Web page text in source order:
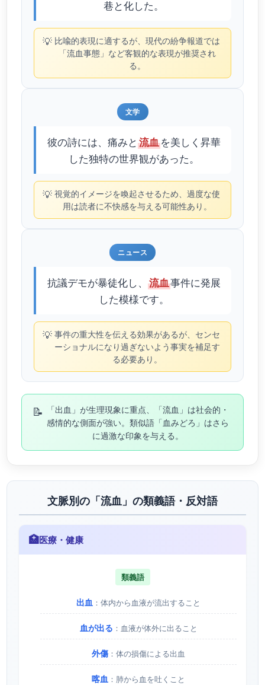
巷と化した。
💡 比喩的表現に適するが、現代の紛争報道では
「流血事態」など客観的な表現が推奨され
る。
文学
彼の詩には、痛みと流血を美しく昇華
した独特の世界観があった。
💡 視覚的イメージを喚起させるため、過度な使
用は読者に不快感を与える可能性あり。
ニュース
抗議デモが暴徒化し、 流血事件に発展
した模様です。
💡 事件の重大性を伝える効果があるが、センセ
ーショナルになり過ぎないよう事実を補足す
る必要あり。
📝
「出血」が生理現象に重点、「流血」は社会的・
感情的な側面が強い。類似語「血みどろ」はさら
に過激な印象を与える。
文脈別の「流血」の類義語・反対語
🏥医療・健康
類義語
出血 ：体内から血液が流出すること
血が出る ：血液が体外に出ること
外傷 ：体の損傷による出血
喀血 ：肺から血を吐くこと